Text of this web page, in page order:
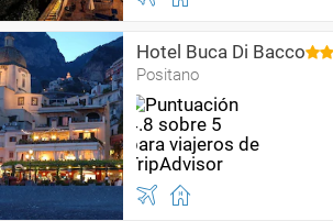
Hotel Buca Di Bacco
Positano